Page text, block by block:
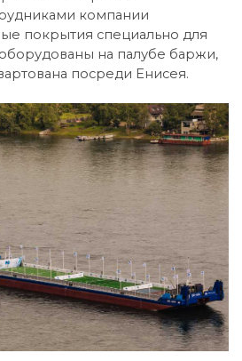
компании
покрытия специально для
на палубе баржи,
посреди Енисея.